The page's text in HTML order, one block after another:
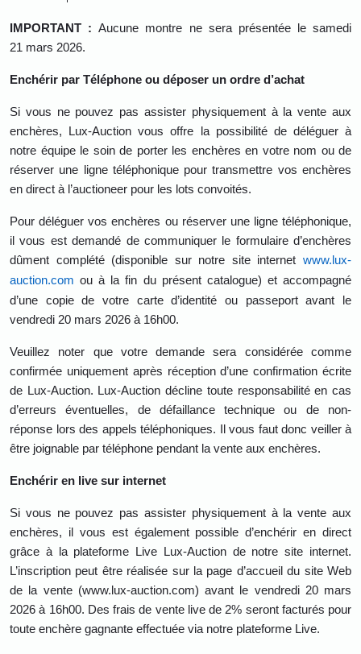
IMPORTANT :Aucune montre ne sera présentée le samedi
21 mars 2026.
Enchérir par Téléphone ou déposer un ordre d’achat
Si vous ne pouvez pas assister physiquement à la vente aux
enchères, Lux-Auction vous offre la possibilité de déléguer à
notre équipe le soin de porter les enchères en votre nom ou de
réserver une ligne téléphonique pour transmettre vos enchères
en direct à l’auctioneer pour les lots convoités.
Pour déléguer vos enchères ou réserver une ligne téléphonique,
il vous est demandé de communiquer le formulaire d’enchères
dûment complété (disponible sur notre site internet www.lux-
auction.com ou à la fin du présent catalogue) et accompagné
d’une copie de votre carte d’identité ou passeport avant le
vendredi 20 mars 2026 à 16h00.
Veuillez noter que votre demande sera considérée comme
confirmée uniquement après réception d’une confirmation écrite
de Lux-Auction. Lux-Auction décline toute responsabilité en cas
d’erreurs éventuelles, de défaillance technique ou de non-
réponse lors des appels téléphoniques. Il vous faut donc veiller à
être joignable par téléphone pendant la vente aux enchères.
Enchérir en live sur internet
Si vous ne pouvez pas assister physiquement à la vente aux
enchères, il vous est également possible d’enchérir en direct
grâce à la plateforme Live Lux-Auction de notre site internet.
L’inscription peut être réalisée sur la page d’accueil du site Web
de la vente (www.lux-auction.com) avant le vendredi 20 mars
2026 à 16h00. Des frais de vente live de 2% seront facturés pour
toute enchère gagnante effectuée via notre plateforme Live.